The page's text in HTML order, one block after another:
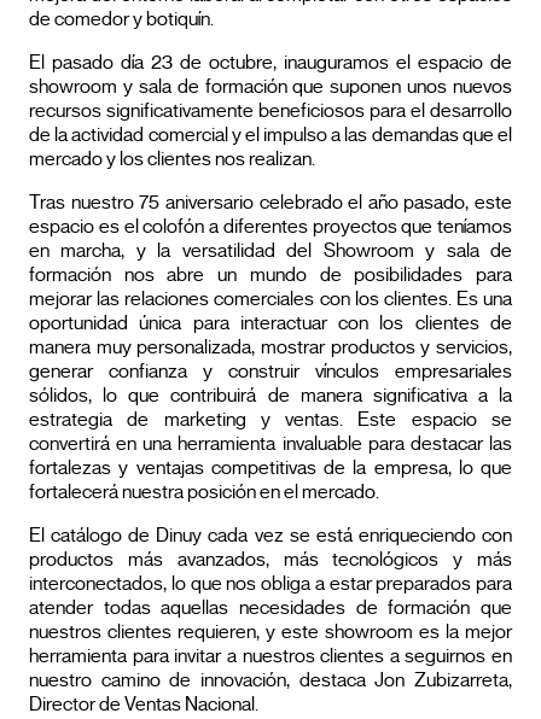
de comedor y botiquín.
El pasado día 23 de octubre, inauguramos el espacio de
showroom y sala de formación que suponen unos nuevos
recursos significativamente beneficiosos para el desarrollo
de la actividad comercial y el impulso a las demandas que el
mercado y los clientes nos realizan.
Tras nuestro 75 aniversario celebrado el año pasado, este
espacio es el colofón a diferentes proyectos que teníamos
en marcha, y la versatilidad del Showroom y sala de
formación nos abre un mundo de posibilidades para
mejorar las relaciones comerciales con los clientes. Es una
oportunidad única para interactuar con los clientes de
manera muy personalizada, mostrar productos y servicios,
generar confianza y construir vínculos empresariales
sólidos, lo que contribuirá de manera significativa a la
estrategia de marketing y ventas. Este espacio se
convertirá en una herramienta invaluable para destacar las
fortalezas y ventajas competitivas de la empresa, lo que
fortalecerá nuestra posición en el mercado.
El catálogo de Dinuy cada vez se está enriqueciendo con
productos más avanzados, más tecnológicos y más
interconectados, lo que nos obliga a estar preparados para
atender todas aquellas necesidades de formación que
nuestros clientes requieren, y este showroom es la mejor
herramienta para invitar a nuestros clientes a seguirnos en
nuestro camino de innovación, destaca Jon Zubizarreta,
Director de Ventas Nacional.